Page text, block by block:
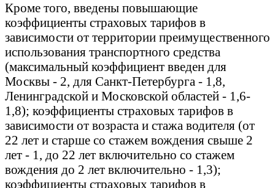
Кроме того, введены повышающие
коэффициенты страховых тарифов в
зависимости от территории преимущественного
использования транспортного средства
(максимальный коэффициент введен для
Москвы - 2, для Санкт-Петербурга - 1,8,
Ленинградской и Московской областей - 1,6-
1,8); коэффициенты страховых тарифов в
зависимости от возраста и стажа водителя (от
22 лет и старше со стажем вождения свыше 2
лет - 1, до 22 лет включительно со стажем
вождения до 2 лет включительно - 1,3);
коэффициенты страховых тарифов в